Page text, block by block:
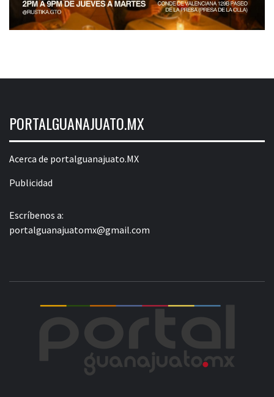
PORTALGUANAJUATO.MX
Acerca de portalguanajuato.MX
Publicidad
Escríbenos a:
portalguanajuatomx@gmail.com